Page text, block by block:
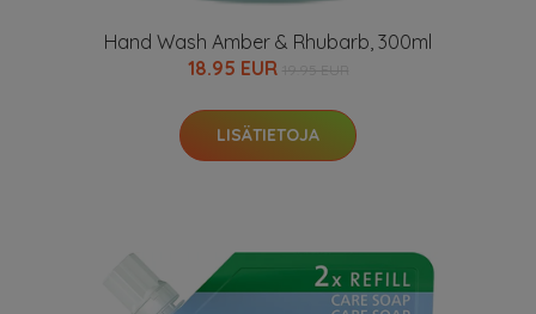
Hand Wash Amber & Rhubarb, 300ml
18.95 EUR
LISÄTIETOJA